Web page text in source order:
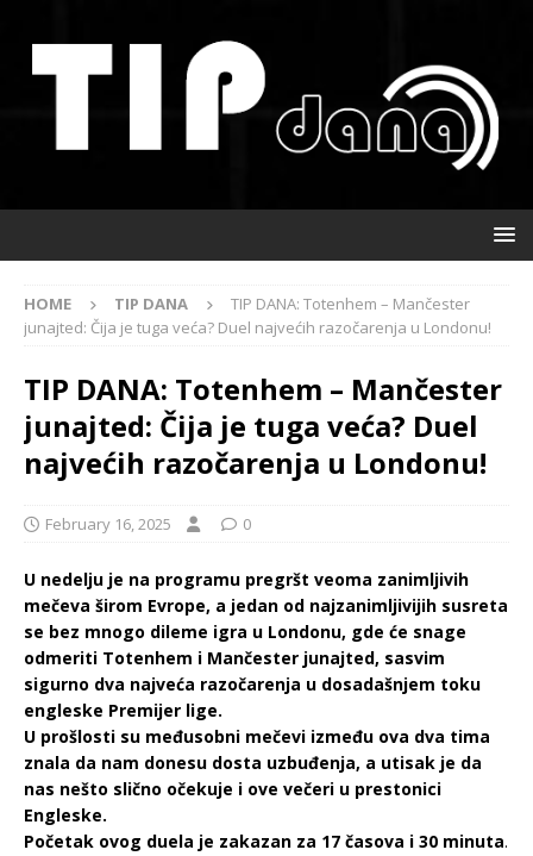
HOME TIP DANA
TIP DANA: Totenhem – Mančester
junajted: Čija je tuga veća? Duel najvećih razočarenja u Londonu!
TIP DANA: Totenhem – Mančester
junajted: Čija je tuga veća? Duel
najvećih razočarenja u Londonu!
February 16, 2025 0
U nedelju je na programu pregršt veoma zanimljivih
mečeva širom Evrope, a jedan od najzanimljivijih susreta
se bez mnogo dileme igra u Londonu, gde će snage
odmeriti Totenhem i Mančester junajted, sasvim
sigurno dva najveća razočarenja u dosadašnjem toku
engleske Premijer lige.
U prošlosti su međusobni mečevi između ova dva tima
znala da nam donesu dosta uzbuđenja, a utisak je da
nas nešto slično očekuje i ove večeri u prestonici
Engleske.
Početak ovog duela je zakazan za 17 časova i 30 minuta.